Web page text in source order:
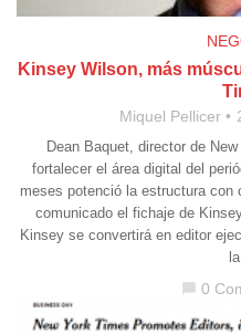
Kinsey Wilson, más
Miquel Pellicer
Dean Baquet, director de
fortalecer el área digital del
meses potenció la estructura
comunicado el fichaje de
Kinsey se convertirá en editor
0